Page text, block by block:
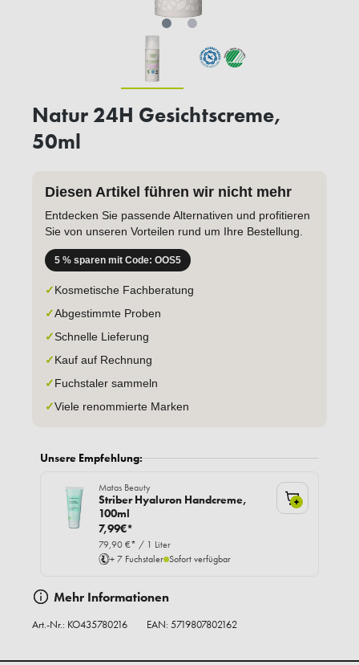
Natur 24H Gesichtscreme,
50ml
Diesen Artikel führen wir nicht mehr
Entdecken Sie passende Alternativen und profitieren
Sie von unseren Vorteilen rund um Ihre Bestellung.
5 % sparen mit Code: OOS5
✓Kosmetische Fachberatung
✓Abgestimmte Proben
✓Schnelle Lieferung
✓Kauf auf Rechnung
✓Fuchstaler sammeln
✓Viele renommierte Marken
Unsere Empfehlung:
Matas Beauty
Striber Hyaluron Handcreme,
100ml
7,99€*
79,90 €* / 1 Liter
+ 7 Fuchstaler Sofort verfügbar
+
Mehr Informationen
Art.-Nr.: KO435780216 EAN: 5719807802162